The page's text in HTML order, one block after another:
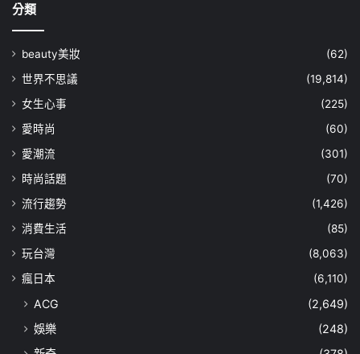
分類
beauty美妝
(62)
世界不思議
(19,814)
女生心事
(225)
愛時尚
(60)
愛潮流
(301)
時尚話題
(70)
流行趨勢
(1,426)
消費生活
(85)
玩台灣
(8,063)
瘋日本
(6,110)
ACG
(2,649)
娛樂
(248)